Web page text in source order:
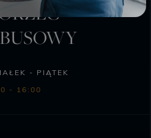
- PIĄTEK
- 16:00